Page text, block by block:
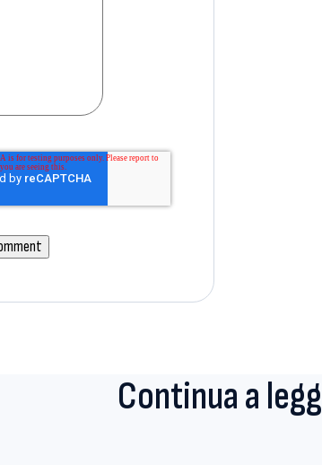
Continua a